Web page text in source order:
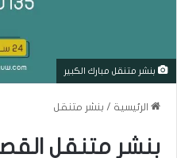
بنشر متنقل مبارك الكبير
الرئيسية / بنشر متنقل